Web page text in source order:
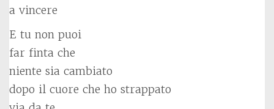
a vincere
E tu non puoi
far finta che
niente sia cambiato
dopo il cuore che ho strappato